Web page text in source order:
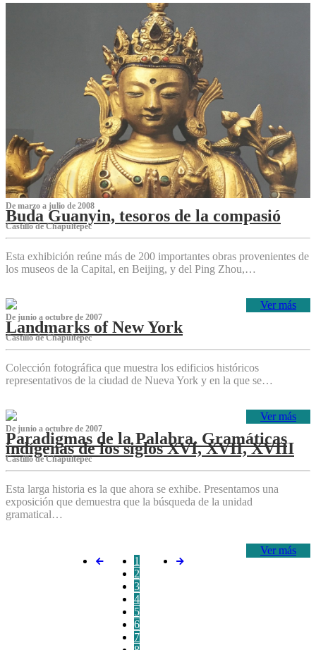
De marzo a julio de 2008
Buda Guanyin, tesoros de la compasió
Castillo de Chapultepec
Esta exhibición reúne más de 200 importantes obras provenientes de
los museos de la Capital, en Beijing, y del Ping Zhou,…
Ver más
De junio a octubre de 2007
Landmarks of New York
Castillo de Chapultepec
Colección fotográfica que muestra los edificios históricos
representativos de la ciudad de Nueva York y en la que se…
Ver más
De junio a octubre de 2007
Paradigmas de la Palabra. Gramáticas
indígenas de los siglos XVI, XVII, XVIII
Castillo de Chapultepec
Esta larga historia es la que ahora se exhibe. Presentamos una
exposición que demuestra que la búsqueda de la unidad
gramatical…
Ver más
1
2
3
4
5
6
7